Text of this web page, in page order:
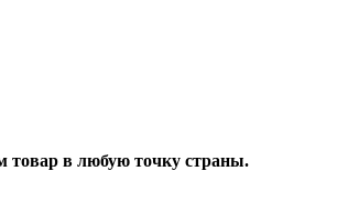
товар в любую точку страны.